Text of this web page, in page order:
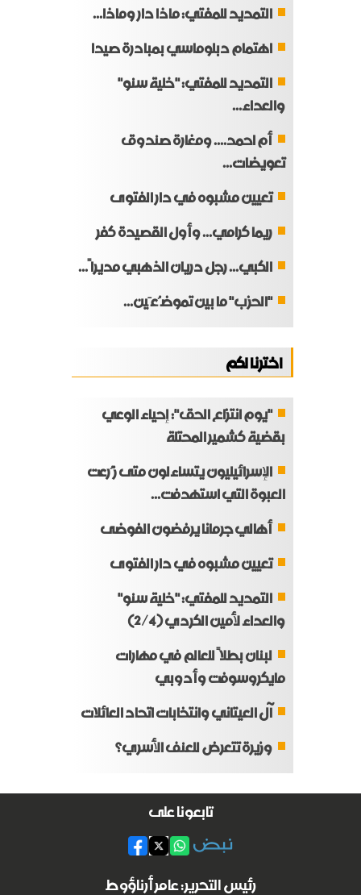
التمديد للمفتي: ماذا دار وماذا...
اهتمام دبلوماسي بمبادرة صيدا
التمديد للمفتي: "خلية سنو"
والعداء...
أم احمد.... ومغارة صندوق
تعويضات...
تعيين مشبوه في دار الفتوى
ريما كرامي... وأول القصيدة كفر
الكبي... رجل دريان الذهبي مديراً...
"الحزب" ما بين تموضُعَين...
اخترنا لكم
"يوم انتزاع الحق": إحياء الوعي
بقضية كشمير المحتلة
الإسرائيليون يتساءلون متى زُرعت
العبوة التي استهدفت...
أهالي جرمانا يرفضون الفوضى
تعيين مشبوه في دار الفتوى
التمديد للمفتي: "خلية سنو"
والعداء لأمين الكردي (2/4)
لبنان بطلاً للعالم في مهارات
مايكروسوفت وأدوبي
آل العيتاني وانتخابات اتحاد العائلات
وزيرة تتعرض للعنف الأسري؟
تابعونا على
رئيس التحرير: عامر أرناؤوط